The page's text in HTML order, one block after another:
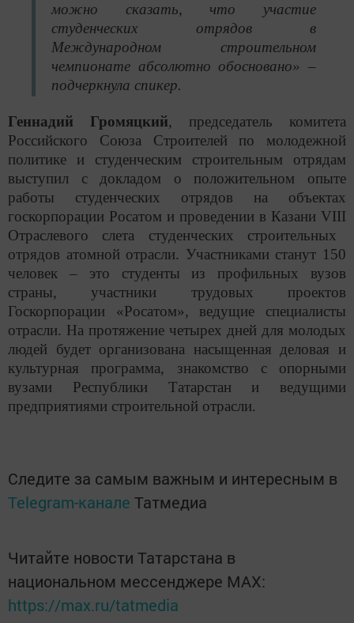
можно сказать, что участие
студенческих отрядов в
Международном строительном
чемпионате абсолютно обосновано» –
подчеркнула спикер.
Геннадий Громяцкий, председатель комитета
Российского Союза Строителей по молодежной
политике и студенческим строительным отрядам
выступил с докладом о положительном опыте
работы студенческих отрядов на объектах
госкорпорации Росатом и проведении в Казани VIII
Отраслевого слета студенческих строительных
отрядов атомной отрасли. Участниками станут 150
человек – это студенты из профильных вузов
страны, участники трудовых проектов
Госкорпорации «Росатом», ведущие специалисты
отрасли. На протяжение четырех дней для молодых
людей будет организована насыщенная деловая и
культурная программа, знакомство с опорными
вузами Республики Татарстан и ведущими
предприятиями строительной отрасли.
Следите за самым важным и интересным в
Telegram-канале Татмедиа
Читайте новости Татарстана в
национальном мессенджере MАХ:
https://max.ru/tatmedia